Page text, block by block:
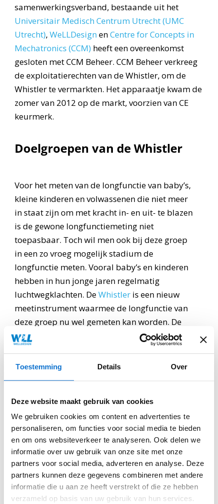
Toestemming Details Over
Deze website maakt gebruik van cookies
We gebruiken cookies om content en advertenties te
personaliseren, om functies voor social media te bieden
en om ons websiteverkeer te analyseren. Ook delen we
informatie over uw gebruik van onze site met onze
partners voor social media, adverteren en analyse. Deze
partners kunnen deze gegevens combineren met andere
informatie die u aan ze heeft verstrekt of die ze hebben
verzameld op basis van uw gebruik van hun services.
samenwerkingsverband, bestaande uit het
Universitair Medisch Centrum Utrecht (UMC
Utrecht), WeLLDesignenCentre for Concepts in
Mechatronics (CCM) heeft een overeenkomst
gesloten met CCM Beheer. CCM Beheer verkreeg
de exploitatierechten van de Whistler, om de
Whistler te vermarkten. Het apparaatje kwam de
zomer van 2012 op de markt, voorzien van CE
keurmerk.
Doelgroepen van de Whistler
Voor het meten van de longfunctie van baby’s,
kleine kinderen en volwassenen die niet meer
in staat zijn om met kracht in- en uit- te blazen
is de gewone longfunctiemeting niet
toepasbaar. Toch wil men ook bij deze groep
in een zo vroeg mogelijk stadium de
longfunctie meten. Vooral baby’s en kinderen
hebben in hun jonge jaren regelmatig
luchtwegklachten. DeWhistler is een nieuw
meetinstrument waarmee de longfunctie van
deze groep nu wel gemeten kan worden. De
Whistler biedt meetmethoden die te
gebruiken zijn bij een rustige ademhaling, als
ook de klassieke spirometrie meetmethode.
gebruik in de huisartsenpraktijk heel handig.
Het is een handheld instrument dat zowel
gebruikersvriendelijk als kindvriendelijk is.
Kalibratie van het instrument vindt eenmalig
plaats in de fabriek, waardoor het niet nodig
is voor de gebruiker om zelf te kalibreren.